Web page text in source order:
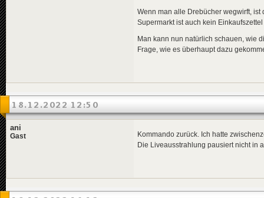
Wenn man alle Drebücher wegwirft,
Supermarkt ist auch kein
Man kann nun natürlich schauen, wie
Frage, wie es überhaupt dazu
18.12.2022 12:50
ani
Gast
Kommando zurück. Ich hatte
Die Liveausstrahlung pausiert nicht in